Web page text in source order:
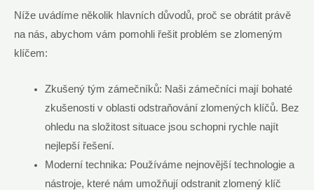
Níže uvádíme několik hlavních důvodů, proč se obrátit právě
na nás, abychom vám pomohli řešit problém se zlomeným
klíčem:
Zkušený tým zámečníků: Naši zámečníci mají bohaté
zkušenosti v oblasti odstraňování zlomených klíčů. Bez
ohledu na složitost situace jsou schopni rychle najít
nejlepší řešení.
Moderní technika: Používáme nejnovější technologie a
nástroje, které nám umožňují odstranit zlomený klíč